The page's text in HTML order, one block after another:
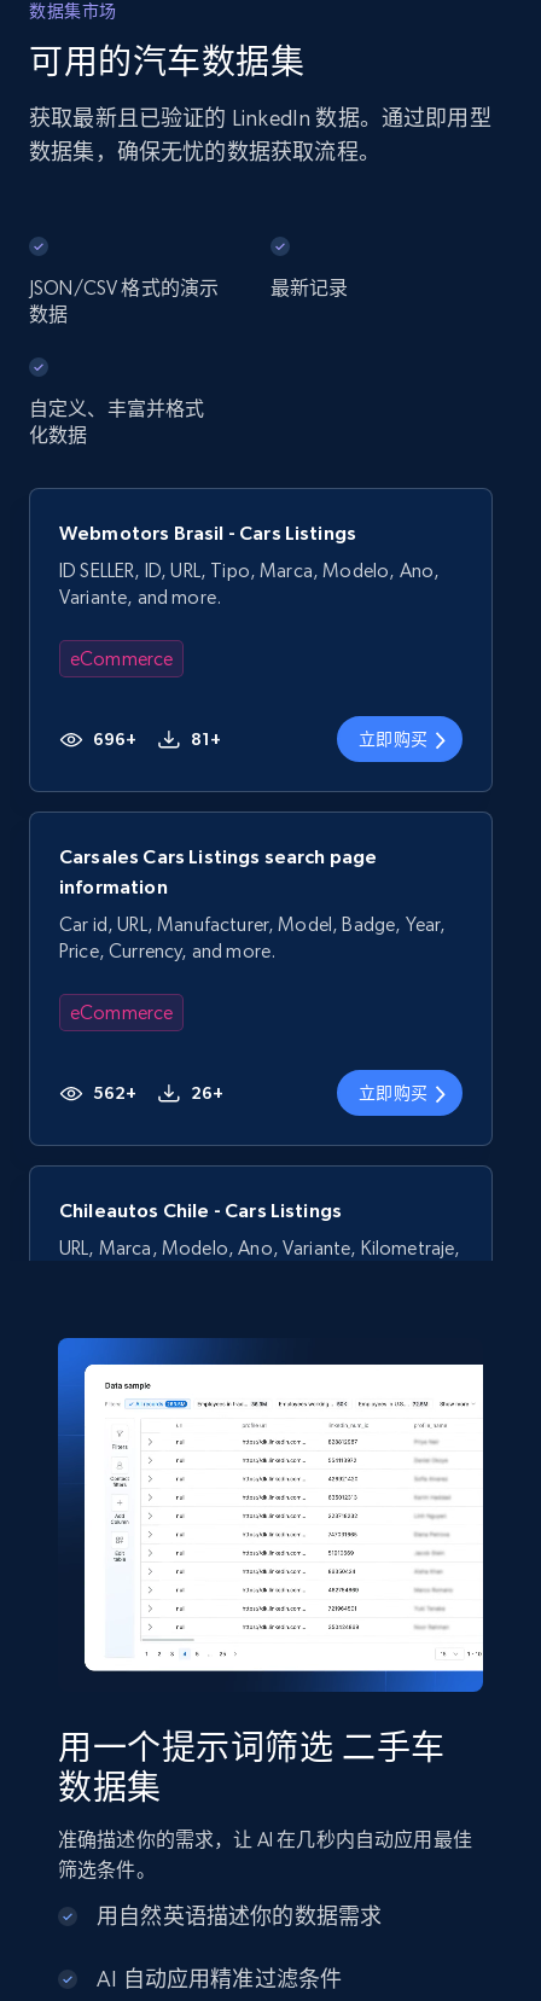
数据集市场
可用的汽车数据集
获取最新且已验证的 LinkedIn 数据。通过即用型
数据集，确保无忧的数据获取流程。
JSON/CSV 格式的演示
数据
最新记录
自定义、丰富并格式
化数据
Webmotors Brasil - Cars Listings
ID SELLER, ID, URL, Tipo, Marca, Modelo, Ano,
Variante, and more.
eCommerce
696+ 81+ 立即购买
Carsales Cars Listings search page
information
Car id, URL, Manufacturer, Model, Badge, Year,
Price, Currency, and more.
eCommerce
562+ 26+ 立即购买
Chileautos Chile - Cars Listings
URL, Marca, Modelo, Ano, Variante, Kilometraje,
eCommerce
用一个提示词筛选 二手车
数据集
准确描述你的需求，让 AI 在几秒内自动应用最佳
筛选条件。
用自然英语描述你的数据需求
AI 自动应用精准过滤条件